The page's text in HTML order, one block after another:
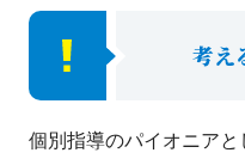
考え
個別指導のパイオニアと